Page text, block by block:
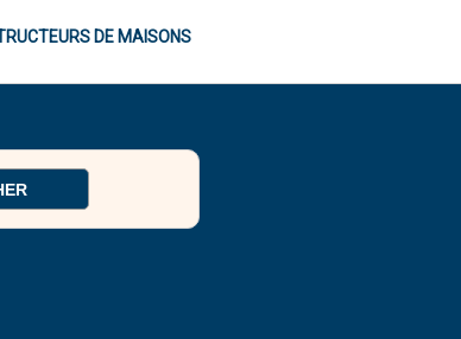
DE MAISONS